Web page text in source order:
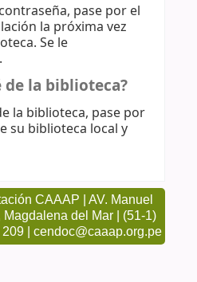
pase por el
la próxima vez
Se le
de la biblioteca?
la biblioteca, pase por
su biblioteca local y
CAAAP | AV. Manuel
del Mar | (51-1)
| cendoc@caaap.org.pe